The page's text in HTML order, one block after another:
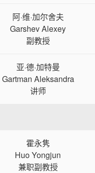
阿·维·加尔舍夫
Garshev Alexey
副教授
亚·德·加特曼
Gartman Aleksandra
讲师
霍永隽
Huo Yongjun
兼职副教授